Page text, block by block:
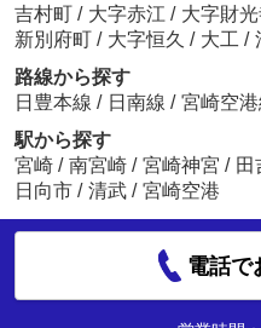
吉村町 / 大字赤江 / 大字財
新別府町 / 大字恒久 / 大工 /
路線から探す
日豊本線 / 日南線 / 宮崎空港
駅から探す
宮崎 / 南宮崎 / 宮崎神宮 / 田
日向市 / 清武 / 宮崎空港
電話で